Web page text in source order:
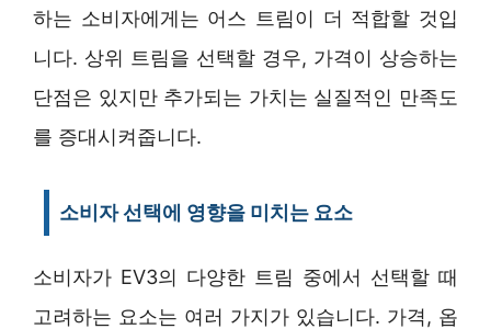
하는 소비자에게는 어스 트림이 더 적합할 것입
니다. 상위 트림을 선택할 경우, 가격이 상승하는
단점은 있지만 추가되는 가치는 실질적인 만족도
를 증대시켜줍니다.
소비자 선택에 영향을 미치는 요소
소비자가 EV3의 다양한 트림 중에서 선택할 때
고려하는 요소는 여러 가지가 있습니다. 가격, 옵